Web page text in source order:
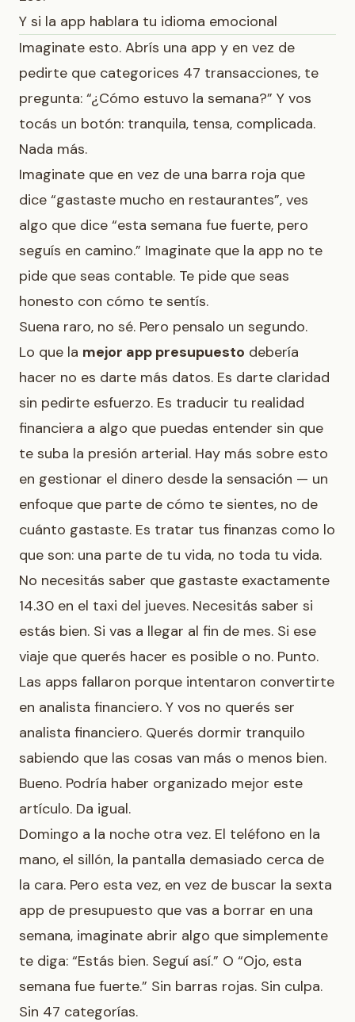
Y si la app hablara tu idioma emocional
Imaginate esto. Abrís una app y en vez de
pedirte que categorices 47 transacciones, te
pregunta: “¿Cómo estuvo la semana?” Y vos
tocás un botón: tranquila, tensa, complicada.
Nada más.
Imaginate que en vez de una barra roja que
dice “gastaste mucho en restaurantes”, ves
algo que dice “esta semana fue fuerte, pero
seguís en camino.” Imaginate que la app no te
pide que seas contable. Te pide que seas
honesto con cómo te sentís.
Suena raro, no sé. Pero pensalo un segundo.
Lo que la mejor app presupuesto debería
hacer no es darte más datos. Es darte claridad
sin pedirte esfuerzo. Es traducir tu realidad
financiera a algo que puedas entender sin que
te suba la presión arterial. Hay más sobre esto
en gestionar el dinero desde la sensación — un
enfoque que parte de cómo te sientes, no de
cuánto gastaste. Es tratar tus finanzas como lo
que son: una parte de tu vida, no toda tu vida.
No necesitás saber que gastaste exactamente
14.30 en el taxi del jueves. Necesitás saber si
estás bien. Si vas a llegar al fin de mes. Si ese
viaje que querés hacer es posible o no. Punto.
Las apps fallaron porque intentaron convertirte
en analista financiero. Y vos no querés ser
analista financiero. Querés dormir tranquilo
sabiendo que las cosas van más o menos bien.
Bueno. Podría haber organizado mejor este
artículo. Da igual.
Domingo a la noche otra vez. El teléfono en la
mano, el sillón, la pantalla demasiado cerca de
la cara. Pero esta vez, en vez de buscar la sexta
app de presupuesto que vas a borrar en una
semana, imaginate abrir algo que simplemente
te diga: “Estás bien. Seguí así.” O “Ojo, esta
semana fue fuerte.” Sin barras rojas. Sin culpa.
Sin 47 categorías.